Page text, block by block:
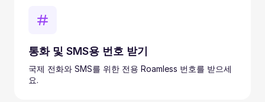
통화 및 SMS용 번호 받기
국제 전화와 SMS를 위한 전용 Roamless 번호를 받으세
요.